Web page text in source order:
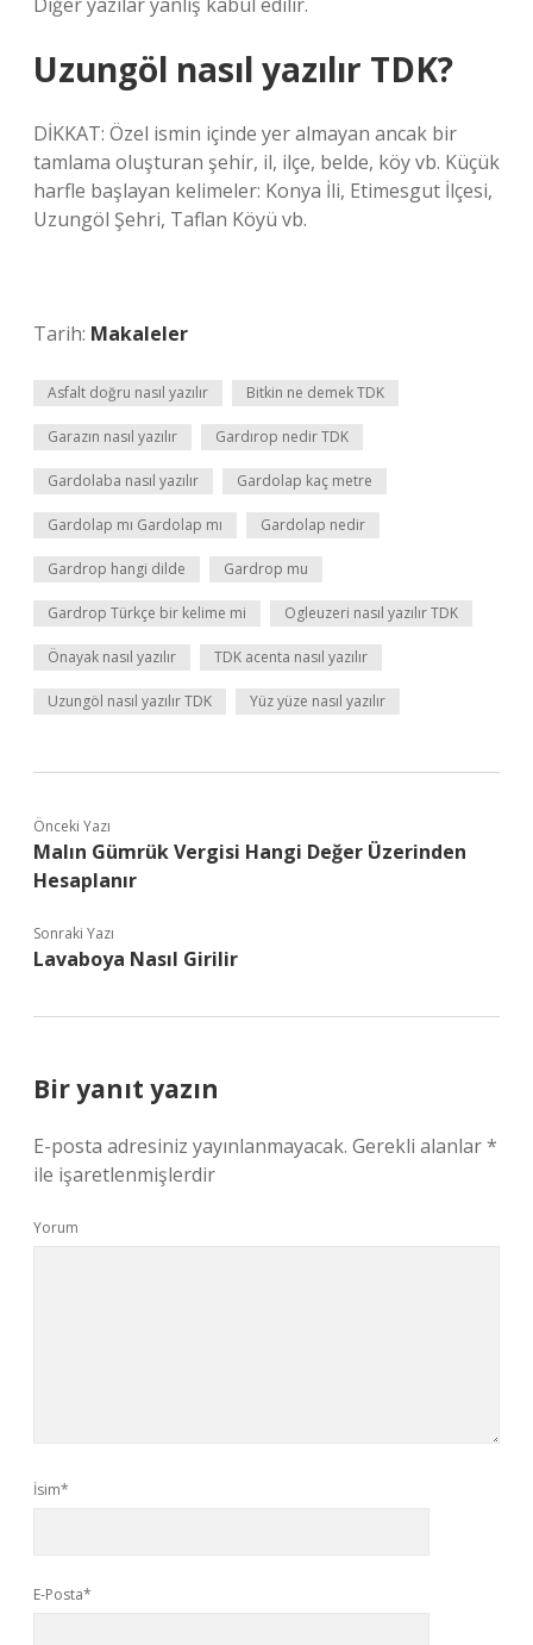
Uzungöl nasıl yazılır TDK?
DİKKAT: Özel ismin içinde yer almayan ancak bir
tamlama oluşturan şehir, il, ilçe, belde, köy vb. Küçük
harfle başlayan kelimeler: Konya İli, Etimesgut İlçesi,
Uzungöl Şehri, Taflan Köyü vb.
Tarih: Makaleler
Asfalt doğru nasıl yazılır Bitkin ne demek TDK
Garazın nasıl yazılır Gardırop nedir TDK
Gardolaba nasıl yazılır Gardolap kaç metre
Gardolap mı Gardolap mı Gardolap nedir
Gardrop hangi dilde Gardrop mu
Gardrop Türkçe bir kelime mi Ogleuzeri nasıl yazılır TDK
Önayak nasıl yazılır TDK acenta nasıl yazılır
Uzungöl nasıl yazılır TDK Yüz yüze nasıl yazılır
Önceki Yazı
Malın Gümrük Vergisi Hangi Değer Üzerinden
Hesaplanır
Sonraki Yazı
Lavaboya Nasıl Girilir
Bir yanıt yazın
E-posta adresiniz yayınlanmayacak. Gerekli alanlar*
ile işaretlenmişlerdir
Yorum
İsim*
E-Posta*